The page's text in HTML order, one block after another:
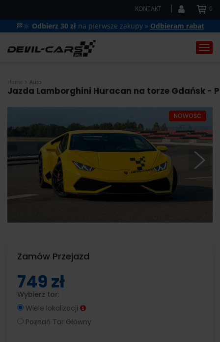
KONTAKT 0
🏁🔆 Odbierz 30 zł na pierwsze zakupy » Odbieram rabat
Home Auto
Jazda Lamborghini Huracan na torze Gdańsk -
NOWOŚĆ
Zamów Przejazd
749 zł
Wybierz tor:
Wiele lokalizacji
Poznań Tor Główny